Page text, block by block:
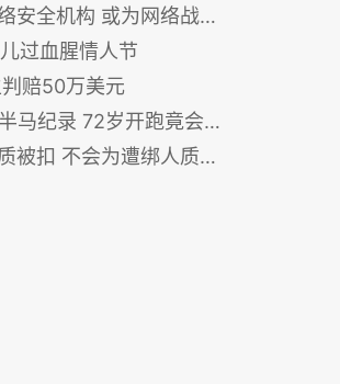
机构 或为网络战争做准备
过血腥情人节
赔50万美元
录 72岁开跑竟会用iPhone
不会为遭绑人质支付赎金